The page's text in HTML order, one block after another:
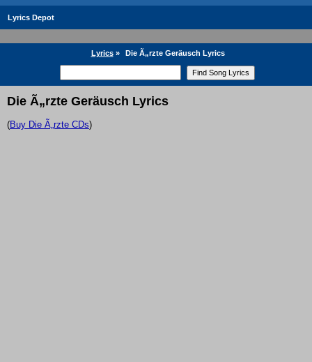
Lyrics Depot
Lyrics» Die Ã„rzte Geräusch Lyrics
Die Ã„rzte Geräusch Lyrics
(Buy Die Ã„rzte CDs)